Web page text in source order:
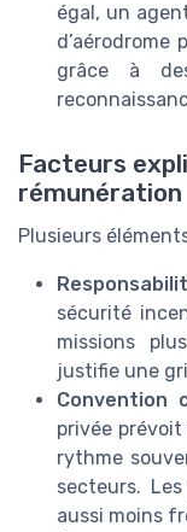
égal, un
d’aérodrome
grâce à
Facteurs
rémunération
Plusieurs
sécurité
missions
justifie une
Convention
privée prévoit
rythme
secteurs.
aussi moins